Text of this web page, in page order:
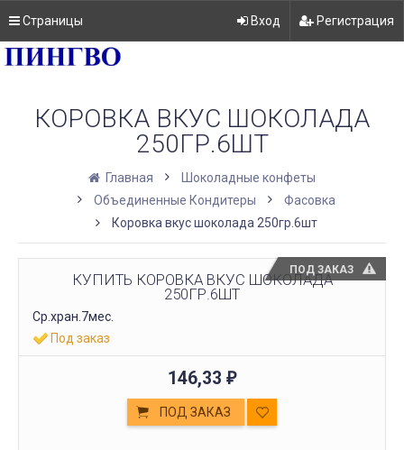
Страницы Вход Регистрация
КОРОВКА ВКУС ШОКОЛАДА
250ГР.6ШТ
Главная
Шоколадные конфеты
Объединенные Кондитеры
Фасовка
Коровка вкус шоколада 250гр.6шт
ПОД ЗАКАЗ
КУПИТЬ КОРОВКА ВКУС ШОКОЛАДА
250ГР.6ШТ
Ср.хран.7мес.
Под заказ
146,33 ₽
ПОД ЗАКАЗ